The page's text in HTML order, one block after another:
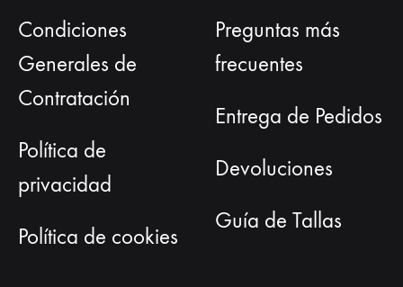
Condiciones
Generales de
Contratación
Política de
privacidad
Política de cookies
Preguntas más
frecuentes
Entrega de Pedidos
Devoluciones
Guía de Tallas